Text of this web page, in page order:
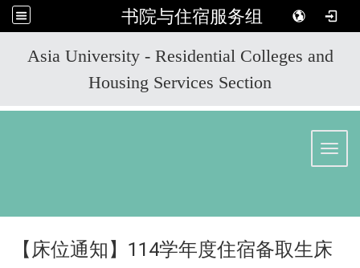
书院与住宿服务组
Asia University - Residential Colleges and
Housing Services Section
【床位通知】 114学年度住宿备取生床